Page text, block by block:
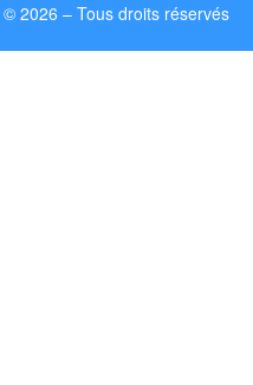
© 2026 – Tous droits réservés